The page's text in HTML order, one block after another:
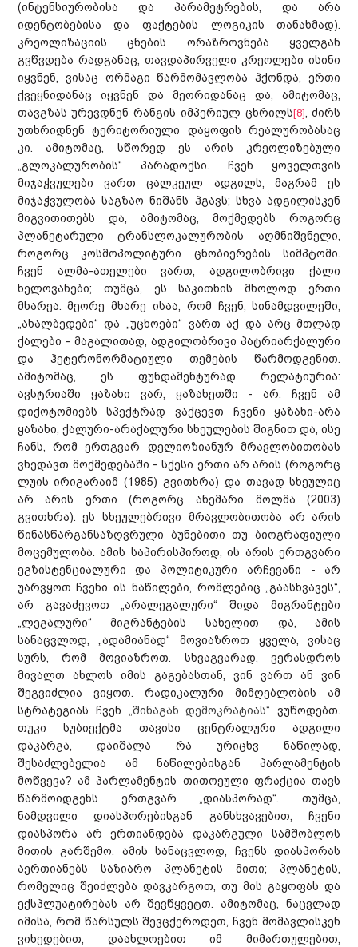
(ინტენსიურობისა და პარამეტრების, და არა
იდენტობებისა და ფაქტების ლოგიკის თანახმად).
კრეოლიზაციის ცნების ორაზროვნება ყველგან
გვწვდება რადგანაც, თავდაპირველი კრეოლები ისინი
იყვნენ, ვისაც ორმაგი წარმომავლობა ჰქონდა, ერთი
ქვეყნიდანაც იყვნენ და მეორიდანაც და, ამიტომაც,
თავგზას ურევდნენ რანგის იმპერიულ ცხრილს[8] , ძირს
უთხრიდნენ ტერიტორიული დაყოფის რეალურობასაც
კი. ამიტომაც, სწორედ ეს არის კრეოლიზებული
„გლოკალურობის“ პარადოქსი. ჩვენ ყოველთვის
მიჯაჭვულები ვართ ცალკეულ ადგილს, მაგრამ ეს
მიჯაჭვულობა საგზაო ნიშანს ჰგავს; სხვა ადგილისკენ
მიგვითითებს და, ამიტომაც, მოქმედებს როგორც
პლანეტარული ტრანსლოკალურობის აღმნიშვნელი,
როგორც კოსმოპოლიტური ცნობიერების სიმპტომი.
ჩვენ ალმა-ათელები ვართ, ადგილობრივი ქალი
ხელოვანები; თუმცა, ეს საკითხის მხოლოდ ერთი
მხარეა. მეორე მხარე ისაა, რომ ჩვენ, სინამდვილეში,
„ახალბედები“ და „უცხოები“ ვართ აქ და არც მთლად
ქალები - მაგალითად, ადგილობრივი პატრიარქალური
და ჰეტერონორმატიული თემების წარმოდგენით.
ამიტომაც, ეს ფუნდამენტურად რელატიურია:
ავსტრიაში ყაზახი ვარ, ყაზახეთში - არ. ჩვენ ამ
დიქოტომიებს სპექტრად ვაქცევთ ჩვენი ყაზახი-არა
ყაზახი, ქალური-არაქალური სხეულების შიგნით და, ისე
ჩანს, რომ ერთგვარ დელიოზიანურ მრავლობითობას
ვხედავთ მოქმედებაში - სქესი ერთი არ არის (როგორც
ლუის ირიგარაიმ (1985) გვითხრა) და თავად სხეულიც
არ არის ერთი (როგორც ანემარი მოლმა (2003)
გვითხრა). ეს სხეულებრივი მრავლობითობა არ არის
წინასწარგანსაზღვრული ბუნებითი თუ ბიოგრაფიული
მოცემულობა. ამის საპირისპიროდ, ის არის ერთგვარი
ეგზისტენციალური და პოლიტიკური არჩევანი - არ
უარვყოთ ჩვენი ის ნაწილები, რომლებიც „გაასხვავეს“,
არ გავაძევოთ „არალეგალური“ შიდა მიგრანტები
„ლეგალური“ მიგრანტების სახელით და, ამის
სანაცვლოდ, „ადამიანად“ მოვიაზროთ ყველა, ვისაც
სურს, რომ მოვიაზროთ. სხვაგვარად, ვერასდროს
მივალთ ახლოს იმის გაგებასთან, ვინ ვართ ან ვინ
შეგვიძლია ვიყოთ. რადიკალური მიმღებლობის ამ
სტრატეგიას ჩვენ
„შინაგან დემოკრატიას“ვუწოდებთ.
თუკი სუბიექტმა თავისი ცენტრალური ადგილი
დაკარგა, დაიშალა რა ურიცხვ ნაწილად,
შესაძლებელია ამ ნაწილებისგან პარლამენტის
მოწვევა? ამ პარლამენტის თითოეული ფრაქცია თავს
წარმოიდგენს ერთგვარ „დიასპორად“. თუმცა,
ნამდვილი დიასპორებისგან განსხვავებით, ჩვენი
დიასპორა არ ერთიანდება დაკარგული სამშობლოს
მითის გარშემო. ამის სანაცვლოდ, ჩვენს დიასპორას
აერთიანებს საზიარო პლანეტის მითი; პლანეტის,
რომელიც შეიძლება დავკარგოთ, თუ მის გაყოფას და
ექსპლუატირებას არ შევწყვეტთ. ამიტომაც, ნაცვლად
იმისა, რომ წარსულს შევცქეროდეთ, ჩვენ მომავლისკენ
ვიხედებით, დაახლოებით იმ მიმართულებით,